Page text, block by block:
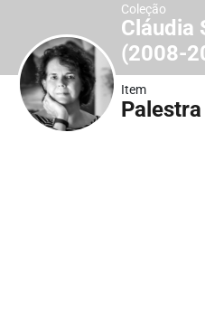
Coleção
Cláudia
(2008-
Item